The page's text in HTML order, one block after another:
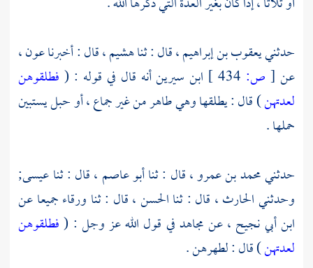
حدثنييعقوب بن إبراهيم ،قال : ثناهشيم ،قال : أخبرناعون ،
عن [ ص: ابن سيرينأنه قال في قوله : ( فطلقوهن
لعدتهن) قال : يطلقها وهي طاهر من غير جماع ، أو حبل يستبين
حملها .
حدثنيمحمد بن عمرو ،قال : ثناأبو عاصم ،قال : ثناعيسى;
وحدثنيالحارث ، قال : ثناالحسن ،قال : ثنا ورقاءجميعا عن
ابن أبي نجيح ،عنمجاهدفي قول الله عز وجل : (فطلقوهن
لعدتهن) قال : لطهرهن .